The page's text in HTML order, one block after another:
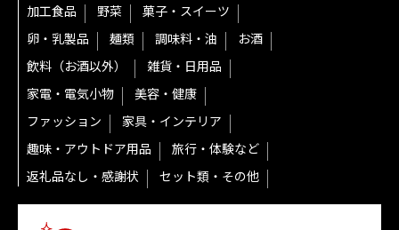
加工食品
野菜
菓子・スイーツ
卵・乳製品
麺類 調味料・油
お酒
飲料（お酒以外）
雑貨・日用品
家電・電気小物
美容・健康
ファッション
家具・インテリア
趣味・アウトドア用品
旅行・体験など
返礼品なし・感謝状
セット類・その他